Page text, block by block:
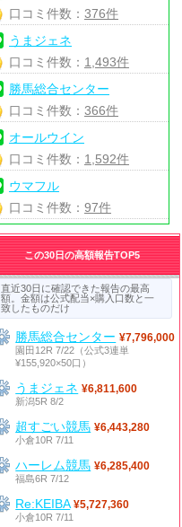
口コミ件数： 376件
うまジェネ
口コミ件数： 1,493件
勝馬総合センター
口コミ件数： 366件
オールウイン
口コミ件数： 1,592件
ウマフル
口コミ件数： 97件
この30日の高額報告TOP5
直近30日に確認できた報告の最高
額。金額は公式配当×購入口数と一
致したものだけ
勝馬総合センター ¥7,796,000
園田12R 7/22（公式3連単
¥155,920×50口）
うまジェネ ¥6,811,600
新潟5R 8/2
超すごい競馬 ¥6,443,280
小倉10R 7/11
ハーレム競馬 ¥6,285,400
福島6R 7/12
Re:KEIBA ¥5,727,360
小倉10R 7/11